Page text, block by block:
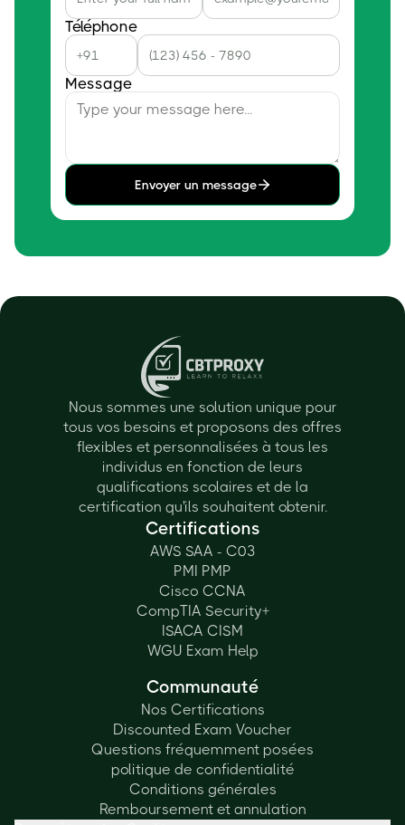
Téléphone
Message
Envoyer un message
Nous sommes une solution unique pour
tous vos besoins et proposons des offres
flexibles et personnalisées à tous les
individus en fonction de leurs
qualifications scolaires et de la
certification qu'ils souhaitent obtenir.
Certifications
AWS SAA - C03
PMI PMP
Cisco CCNA
CompTIA Security+
ISACA CISM
WGU Exam Help
Communauté
Nos Certifications
Discounted Exam Voucher
Questions fréquemment posées
politique de confidentialité
Conditions générales
Remboursement et annulation